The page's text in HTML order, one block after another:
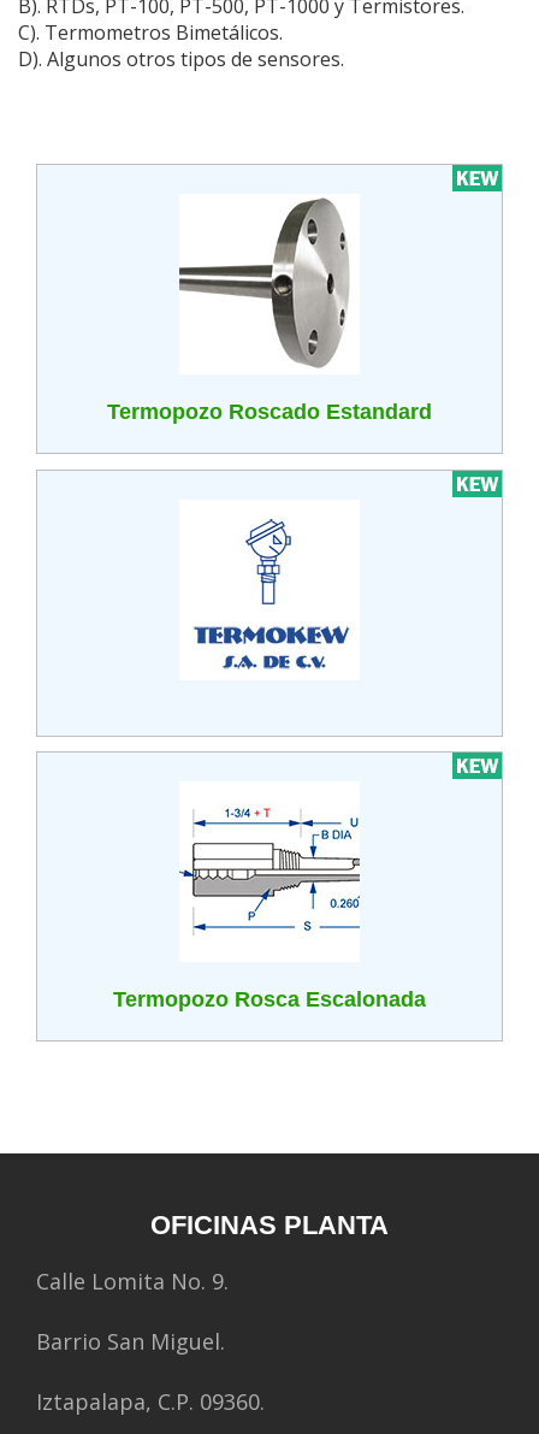
B). RTDs, PT-100, PT-500, PT-1000 y Termistores.
C). Termometros Bimetálicos.
D). Algunos otros tipos de sensores.
Termopozo Roscado Estandard
Termopozo Rosca Escalonada
OFICINAS PLANTA
Calle Lomita No. 9.
Barrio San Miguel.
Iztapalapa, C.P. 09360.